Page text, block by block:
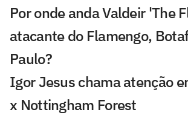
Por onde anda Valdeir 'The
atacante do Flamengo,
Paulo?
Igor Jesus chama atenção
x Nottingham Forest